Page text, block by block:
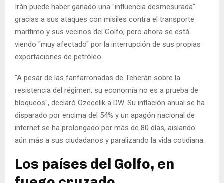
Irán puede haber ganado una "influencia desmesurada"
gracias a sus ataques con misiles contra el transporte
marítimo y sus vecinos del Golfo, pero ahora se está
viendo "muy afectado" por la interrupción de sus propias
exportaciones de petróleo.
"A pesar de las fanfarronadas de Teherán sobre la
resistencia del régimen, su economía no es a prueba de
bloqueos", declaró Ozecelik a DW. Su inflación anual se ha
disparado por encima del 54% y un apagón nacional de
internet se ha prolongado por más de 80 días, aislando
aún más a sus ciudadanos y paralizando la vida cotidiana.
Los países del Golfo, en